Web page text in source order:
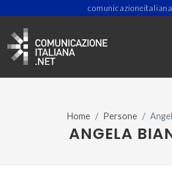
Home Persone
ANGELA